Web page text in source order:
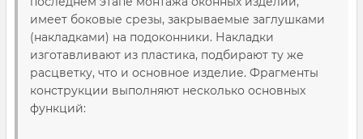
имеет боковые срезы, закрываемые заглушками
(накладками) на подоконники. Накладки
изготавливают из пластика, подбирают ту же
расцветку, что и основное изделие. Фрагменты
конструкции выполняют несколько основных
функций: